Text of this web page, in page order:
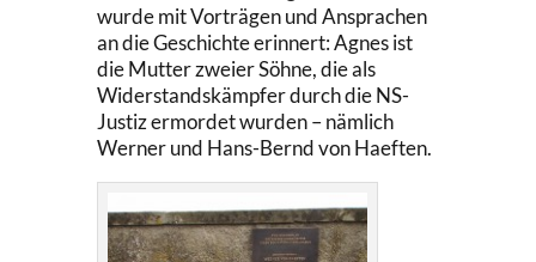
wurde mit Vorträgen und Ansprachen
an die Geschichte erinnert: Agnes ist
die Mutter zweier Söhne, die als
Widerstandskämpfer durch die NS-
Justiz ermordet wurden – nämlich
Werner und Hans-Bernd von Haeften.